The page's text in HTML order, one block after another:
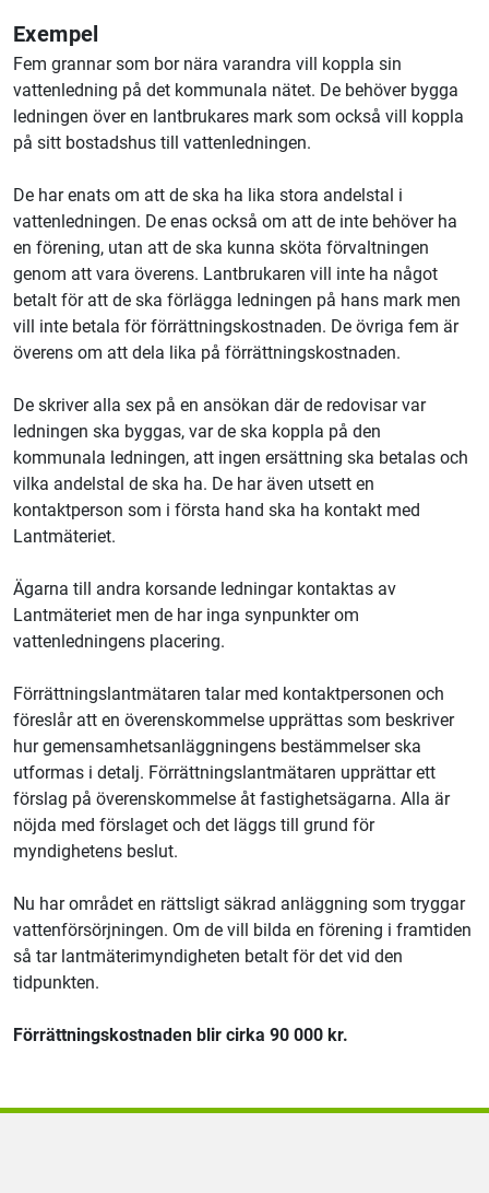
Exempel
Fem grannar som bor nära varandra vill koppla sin
vattenledning på det kommunala nätet. De behöver bygga
ledningen över en lantbrukares mark som också vill koppla
på sitt bostadshus till vattenledningen.
De har enats om att de ska ha lika stora andelstal i
vattenledningen. De enas också om att de inte behöver ha
en förening, utan att de ska kunna sköta förvaltningen
genom att vara överens. Lantbrukaren vill inte ha något
betalt för att de ska förlägga ledningen på hans mark men
vill inte betala för förrättningskostnaden. De övriga fem är
överens om att dela lika på förrättningskostnaden.
De skriver alla sex på en ansökan där de redovisar var
ledningen ska byggas, var de ska koppla på den
kommunala ledningen, att ingen ersättning ska betalas och
vilka andelstal de ska ha. De har även utsett en
kontaktperson som i första hand ska ha kontakt med
Lantmäteriet.
Ägarna till andra korsande ledningar kontaktas av
Lantmäteriet men de har inga synpunkter om
vattenledningens placering.
Förrättningslantmätaren talar med kontaktpersonen och
föreslår att en överenskommelse upprättas som beskriver
hur gemensamhetsanläggningens bestämmelser ska
utformas i detalj. Förrättningslantmätaren upprättar ett
förslag på överenskommelse åt fastighetsägarna. Alla är
nöjda med förslaget och det läggs till grund för
myndighetens beslut.
Nu har området en rättsligt säkrad anläggning som tryggar
vattenförsörjningen. Om de vill bilda en förening i framtiden
så tar lantmäterimyndigheten betalt för det vid den
tidpunkten.
Förrättningskostnaden blir cirka 90 000 kr.